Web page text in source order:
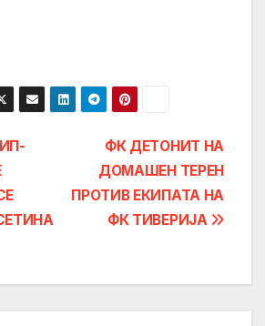
ФК ДЕТОНИТ НА
ДОМАШЕН ТЕРЕН
ПРОТИВ ЕКИПАТА НА
ФК ТИВЕРИЈА